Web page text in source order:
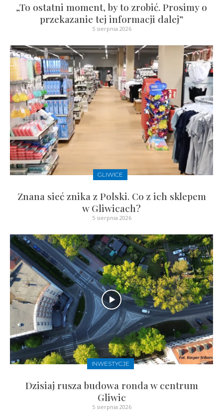
„To ostatni moment, by to zrobić. Prosimy o
przekazanie tej informacji dalej”
5 sierpnia 2026
GLIWICE
Znana sieć znika z Polski. Co z ich sklepem
w Gliwicach?
5 sierpnia 2026
INWESTYCJE
Dzisiaj rusza budowa ronda w centrum
Gliwic
5 sierpnia 2026